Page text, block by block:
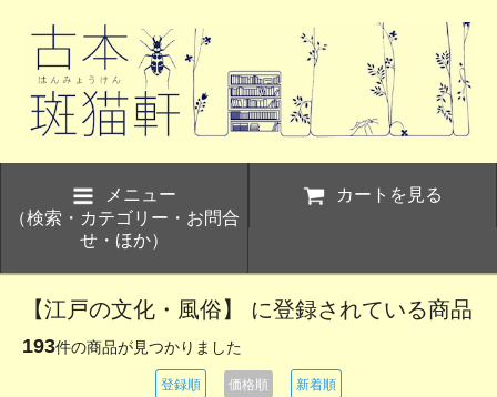
メニュー
（検索・カテゴリー・お問合
せ・ほか）
カートを見る
【江戸の文化・風俗】 に登録されている商品
193件の商品が見つかりました
登録順 価格順 新着順